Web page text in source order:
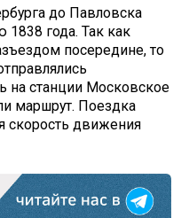
до Павловска
года. Так как
посередине, то
на станции Московское
маршрут. Поездка
скорость движения